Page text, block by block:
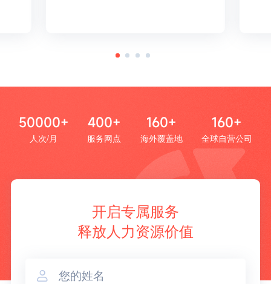
50000+
人次/月
400+
服务网点
160+
海外覆盖地
160+
全球自营公司
开启专属服务
释放人力资源价值
